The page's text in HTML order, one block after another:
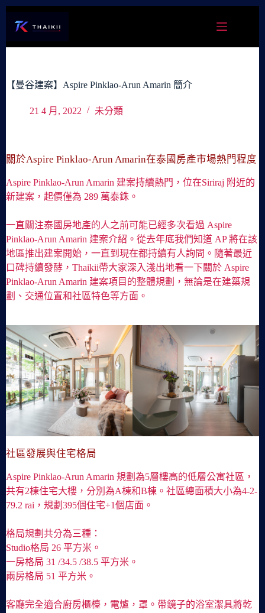
容
【曼谷建案】Aspire Pinklao-Arun Amarin 簡介
21 4 月, 2022 未分類
關於Aspire Pinklao-Arun Amarin在泰國房產市場熱門程度
Aspire Pinklao-Arun Amarin 建案持續熱門，位在Siriraj 附近的
新建案，起價僅為 289 萬泰銖。
一直關注泰國房地產的人之前可能已經多次看過 Aspire
Pinklao-Arun Amarin 建案介紹。從去年底我們知道 AP 將在該
地區推出建案開始，一直到現在都持續有人詢問。隨著最近
口碑持續發酵，Thaikii帶大家深入淺出地看一下關於 Aspire
Pinklao-Arun Amarin 建案項目的整體規劃，無論是在建築規
劃、交通位置和社區特色等方面。
社區發展與住宅格局
Aspire Pinklao-Arun Amarin 規劃為5層樓高的低層公寓社區，
共有2棟住宅大樓，分別為A棟和B棟。社區總面積大小為4-2-
79.2 rai，規劃395個住宅+1個店面。
格局規劃共分為三種：
Studio格局 26 平方米。
一房格局 31 /34.5 /38.5 平方米。
兩房格局 51 平方米。
客廳完全適合廚房櫃檯，電爐，罩。帶鏡子的浴室潔具將乾